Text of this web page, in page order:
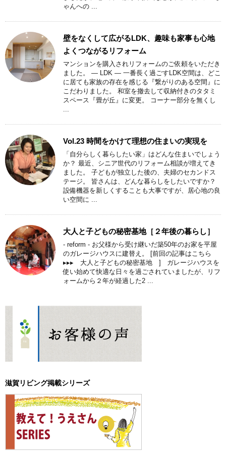
ゃんへの ...
壁をなくして広がるLDK、趣味も家事も心地
よくつながるリフォーム
マンションを購入されリフォームのご依頼をいただき
ました。 ― LDK ― 一番長く過ごすLDK空間は、どこ
に居ても家族の存在を感じる『繋がりのある空間』に
こだわりました。 和室を撤去して収納付きのタタミ
スペース『畳が丘』に変更。 コーナー部分を無くし
...
Vol.23 時間をかけて理想の住まいの実現を
「自分らしく暮らしたい家」はどんな住まいでしょう
か？ 最近、シニア世代のリフォーム相談が増えてき
ました。 子どもが独立した後の、夫婦のセカンドス
テージ。 皆さんは、どんな暮らしをしたいですか？
設備機器を新しくすることも大事ですが、居心地の良
い空間に ...
大人と子どもの秘密基地［２年後の暮らし］
- reform - お父様から受け継いだ築50年のお家を平屋
のガレージハウスに建替え。 [前回の記事はこちら
▸▸▸ 大人と子どもの秘密基地 ] ガレージハウスを
使い始めて快適な日々を過ごされていましたが、リフ
ォームから２年が経過した2 ...
滋賀リビング掲載シリーズ